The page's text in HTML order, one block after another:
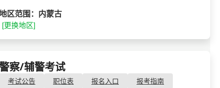
缴费确认
准考证打印
成绩查询
分数线
教师资格/教师编制
区范围：内蒙古
[更换地区]
察/辅警考试
考试公告 职位表 报名入口
报考指南